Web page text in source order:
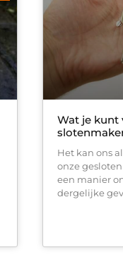
Wat je kunt
Het kan ons
onze
een manier
dergelijke